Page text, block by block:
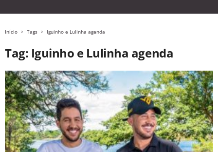
Início Tags Iguinho e Lulinha agenda
Tag: Iguinho e Lulinha agenda